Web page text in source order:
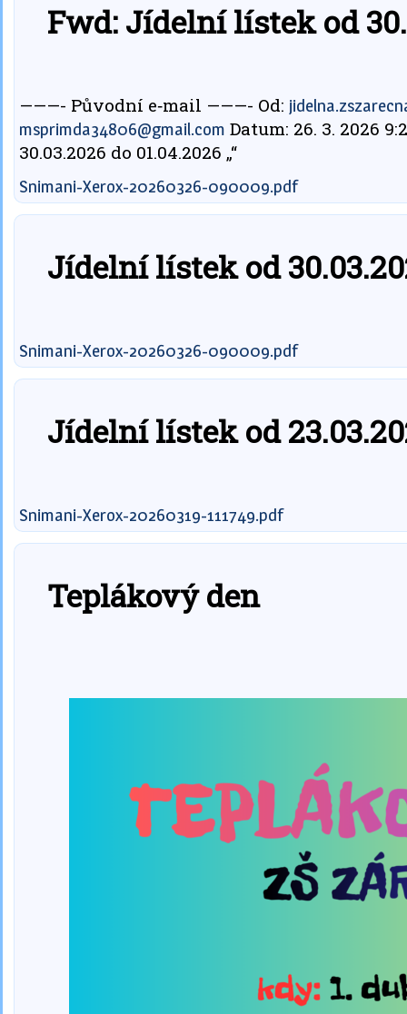
Fwd: Jídelní lístek od
———- Původní e‑mail ———- Od:
msprimda34806@gmail.com Datum: 26. 3. 2026
30.03.2026 do 01.04.2026 „“
Snimani-Xerox-20260326-090009.pdf
Jídelní lístek od
Snimani-Xerox-20260326-090009.pdf
Jídelní lístek od
Snimani-Xerox-20260319-111749.pdf
Teplákový den